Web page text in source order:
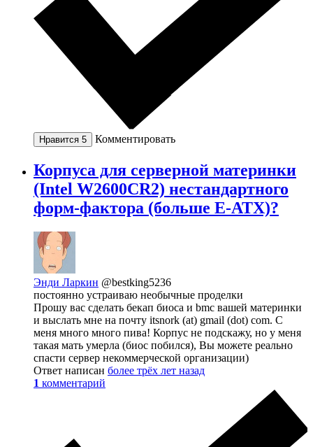
Нравится 5 Комментировать
Корпуса для серверной материнки
(Intel W2600CR2) нестандартного
форм-фактора (больше E-ATX)?
Энди Ларкин @bestking5236
постоянно устраиваю необычные проделки
Прошу вас сделать бекап биоса и bmc вашей материнки
и выслать мне на почту itsnork (at) gmail (dot) com. С
меня много много пива! Корпус не подскажу, но у меня
такая мать умерла (биос побился), Вы можете реально
спасти сервер некоммерческой организации)
Ответ написан более трёх лет назад
1 комментарий